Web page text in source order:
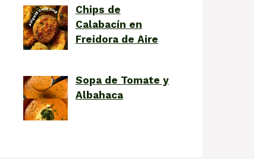
Chips de
Calabacín en
Freidora de Aire
Sopa de Tomate y
Albahaca